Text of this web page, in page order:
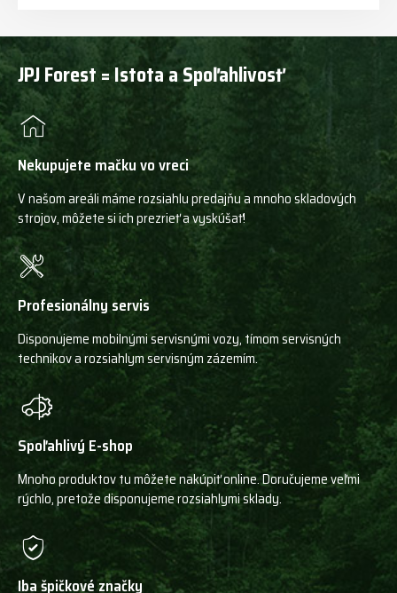
JPJ Forest = Istota a Spoľahlivosť
Nekupujete mačku vo vreci
V našom areáli máme rozsiahlu predajňu a mnoho skladových
strojov, môžete si ich prezrieť a vyskúšať!
Profesionálny servis
Disponujeme mobilnými servisnými vozy, tímom servisných
technikov a rozsiahlym servisným zázemím.
Spoľahlivý E-shop
Mnoho produktov tu môžete nakúpiť online. Doručujeme veľmi
rýchlo, pretože disponujeme rozsiahlymi sklady.
Iba špičkové značky